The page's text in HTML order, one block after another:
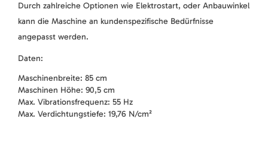
Durch zahlreiche Optionen wie Elektrostart, oder Anbauwinkel
kann die Maschine an kundenspezifische Bedürfnisse
angepasst werden.
Daten:
Maschinenbreite: 85 cm
Maschinen Höhe: 90,5 cm
Max. Vibrationsfrequenz: 55 Hz
Max. Verdichtungstiefe: 19,76 N/cm²